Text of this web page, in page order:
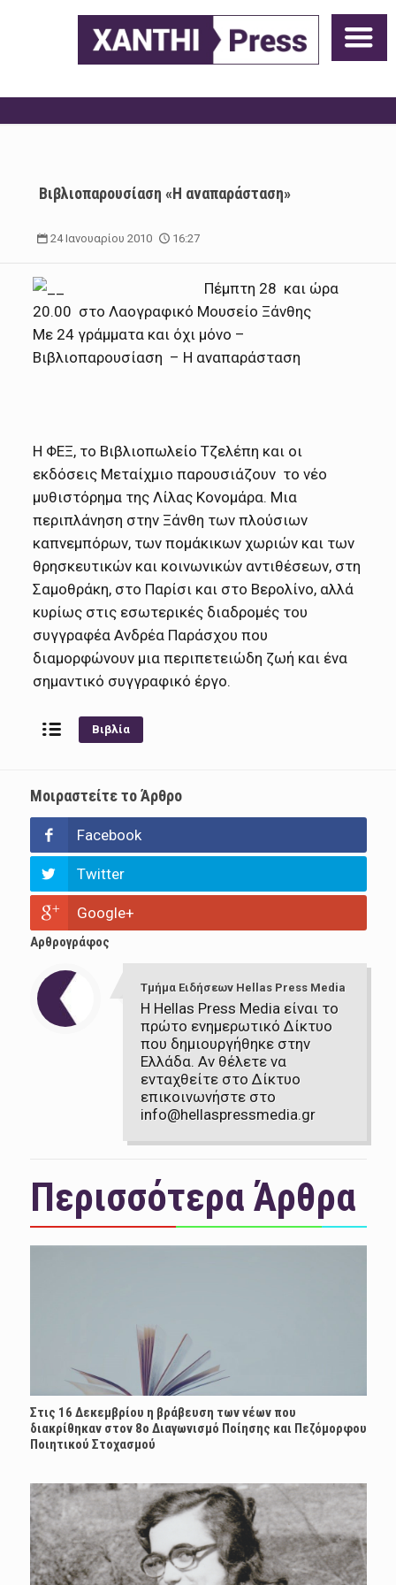
Βιβλιοπαρουσίαση «Η αναπαράσταση»
24 Ιανουαρίου 2010 16:27
Πέμπτη 28 και ώρα
20.00 στο Λαογραφικό Μουσείο Ξάνθης
Με 24 γράμματα και όχι μόνο –
Βιβλιοπαρουσίαση – Η αναπαράσταση
Η ΦΕΞ, το Βιβλιοπωλείο Τζελέπη και οι
εκδόσεις Μεταίχμιο παρουσιάζουν το νέο
μυθιστόρημα της Λίλας Κονομάρα. Μια
περιπλάνηση στην Ξάνθη των πλούσιων
καπνεμπόρων, των πομάκικων χωριών και των
θρησκευτικών και κοινωνικών αντιθέσεων, στη
Σαμοθράκη, στο Παρίσι και στο Βερολίνο, αλλά
κυρίως στις εσωτερικές διαδρομές του
συγγραφέα Ανδρέα Παράσχου που
διαμορφώνουν μια περιπετειώδη ζωή και ένα
σημαντικό συγγραφικό έργο.
Βιβλία
Μοιραστείτε το Άρθρο
Facebook
Twitter
Google+
Αρθρογράφος
Τμήμα Ειδήσεων Hellas Press Media
Η Hellas Press Media είναι το
πρώτο ενημερωτικό Δίκτυο
που δημιουργήθηκε στην
Ελλάδα. Αν θέλετε να
ενταχθείτε στο Δίκτυο
επικοινωνήστε στο
info@hellaspressmedia.gr
Περισσότερα Άρθρα
Στις 16 Δεκεμβρίου η βράβευση των νέων που
διακρίθηκαν στον 8ο Διαγωνισμό Ποίησης και Πεζόμορφου
Ποιητικού Στοχασμού